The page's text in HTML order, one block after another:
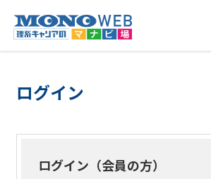
ログイン
ログイン（会員の方）